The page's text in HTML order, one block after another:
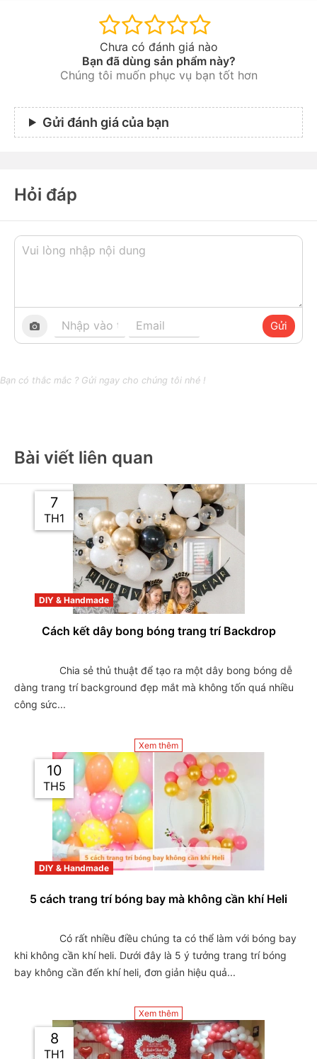
Chưa có đánh giá nào
Bạn đã dùng sản phẩm này?
Chúng tôi muốn phục vụ bạn tốt hơn
Gửi đánh giá của bạn
Hỏi đáp
Gửi
Bạn có thắc mắc ? Gửi ngay cho chúng tôi nhé !
Bài viết liên quan
7
TH1
DIY & Handmade
Cách kết dây bong bóng trang trí Backdrop
dàng trang trí background đẹp mắt mà không tốn quá nhiều
công sức...
Xem thêm
10
TH5
DIY & Handmade
5 cách trang trí bóng bay mà không cần khí Heli
khi không cần khí heli. Dưới đây là 5 ý tưởng trang trí bóng
bay không cần đến khí heli, đơn giản hiệu quả...
Xem thêm
8
TH1